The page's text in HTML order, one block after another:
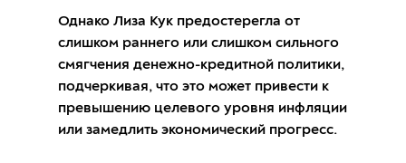
Однако Лиза Кук предостерегла от
слишком раннего или слишком сильного
смягчения денежно-кредитной политики,
подчеркивая, что это может привести к
превышению целевого уровня инфляции
или замедлить экономический прогресс.